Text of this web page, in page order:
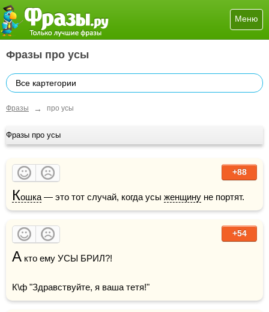
Меню
Фразы про усы
Все картегории
Фразы → про усы
Фразы про усы
+88
Кошка — это тот случай, когда усы женщину не портят.
+54
А кто ему УСЫ БРИЛ?!
К\ф "Здравствуйте, я ваша тетя!"